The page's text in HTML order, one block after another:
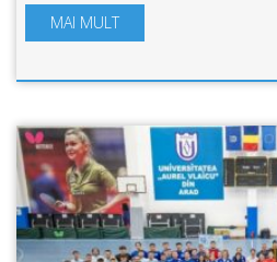
conferința „The Role of ...
MAI MULT